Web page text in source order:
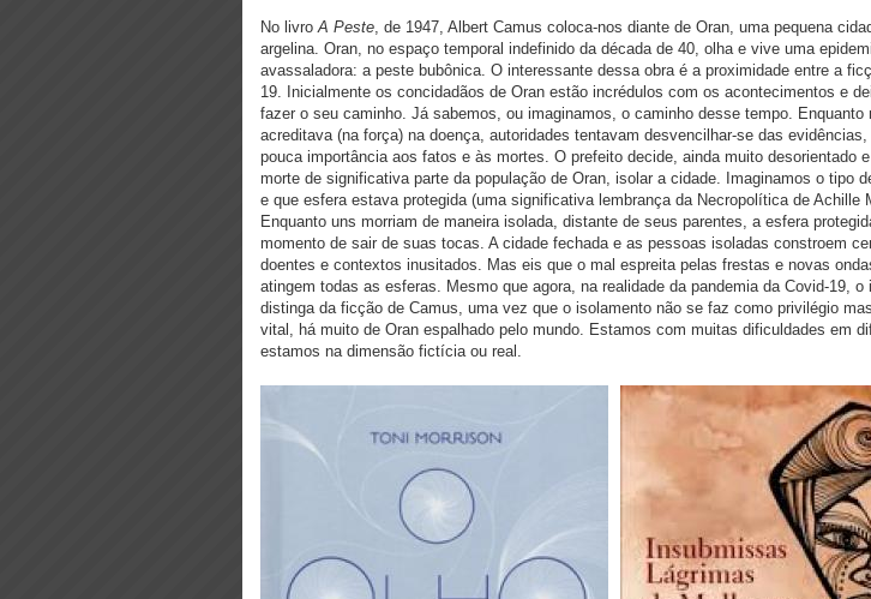
No livroA Peste, de 1947, Albert Camus coloca-nos diante de Oran, uma pequena
argelina. Oran, no espaço temporal indefinido da década de 40, olha e vive uma
avassaladora: a peste bubônica. O interessante dessa obra é a proximidade entre a
19. Inicialmente os concidadãos de Oran estão incrédulos com os acontecimentos e
fazer o seu caminho. Já sabemos, ou imaginamos, o caminho desse tempo. Enquanto
acreditava (na força) na doença, autoridades tentavam desvencilhar-se das evidências,
pouca importância aos fatos e às mortes. O prefeito decide, ainda muito desorientado
morte de significativa parte da população de Oran, isolar a cidade. Imaginamos o tipo
e que esfera estava protegida (uma significativa lembrança da Necropolítica de Achille
Enquanto uns morriam de maneira isolada, distante de seus parentes, a esfera
momento de sair de suas tocas. A cidade fechada e as pessoas isoladas constroem
doentes e contextos inusitados. Mas eis que o mal espreita pelas frestas e novas
atingem todas as esferas. Mesmo que agora, na realidade da pandemia da Covid-19, o
distinga da ficção de Camus, uma vez que o isolamento não se faz como privilégio
vital, há muito de Oran espalhado pelo mundo. Estamos com muitas dificuldades em
estamos na dimensão fictícia ou real.